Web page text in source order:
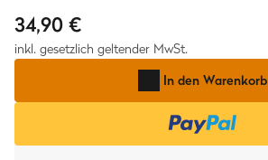
34,90 €
inkl. gesetzlich geltender MwSt.
In den Warenkorb